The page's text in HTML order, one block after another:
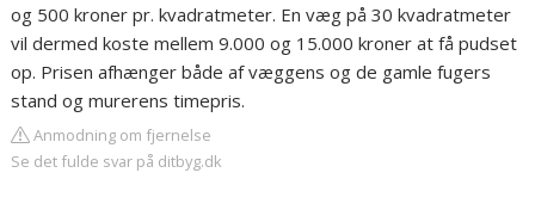
og 500 kroner pr. kvadratmeter. En væg på 30 kvadratmeter
vil dermed koste mellem 9.000 og 15.000 kroner at få pudset
op. Prisen afhænger både af væggens og de gamle fugers
stand og murerens timepris.
Anmodning om fjernelse
Se det fulde svar på ditbyg.dk